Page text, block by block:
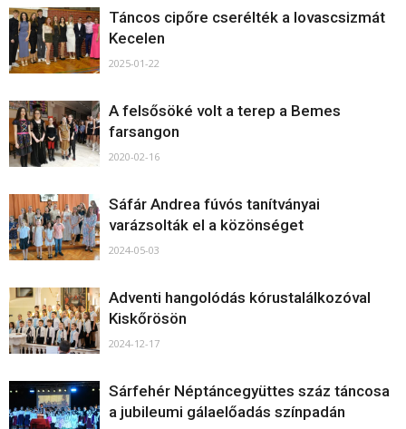
Táncos cipőre cserélték a lovascsizmát
Kecelen
2025-01-22
A felsősöké volt a terep a Bemes
farsangon
2020-02-16
Sáfár Andrea fúvós tanítványai
varázsolták el a közönséget
2024-05-03
Adventi hangolódás kórustalálkozóval
Kiskőrösön
2024-12-17
Sárfehér Néptáncegyüttes száz táncosa
a jubileumi gálaelőadás színpadán